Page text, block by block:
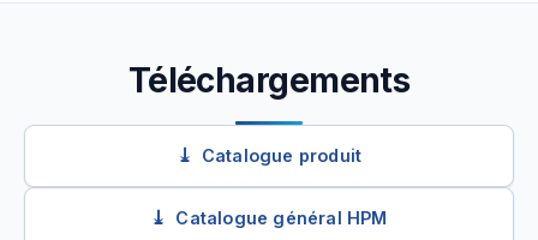
Téléchargements
Catalogue produit
Catalogue général HPM